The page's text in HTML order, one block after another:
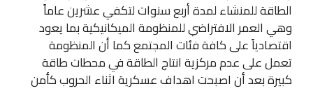
الطاقة للمنشاء لمدة أربع سنوات لتكفي عشرين عاماً
وهي العمر الافتراضي للمنظومة الميكانيكية بما يعود
اقتصادياً على كافة فئات المجتمع كما أن المنظومة
تعمل على عدم مركزية انتاج الطاقة في محطات طاقة
كبيرة بعد أن اصبحت اهداف عسكرية اثناء الحروب كأمن